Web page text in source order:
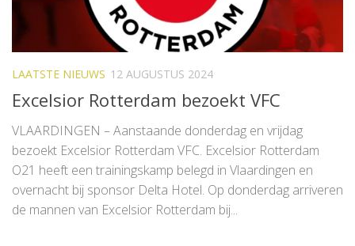
LAATSTE NIEUWS 12 AUGUSTUS 2024
Excelsior Rotterdam bezoekt VFC
VLAARDINGEN – Aanstaande donderdag en vrijdag
bezoekt Excelsior Rotterdam VFC. Excelsior Rotterdam
O21 heeft een trainingskamp belegd in Vlaardingen en
overnacht bij sponsor Delta Hotel. Op donderdag arriveren
de mannen van Excelsior Rotterdam bij...